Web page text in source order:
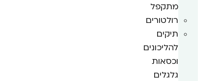
מתקפל
רולטורים
תיקים
להליכונים
וכסאות
גלגלים